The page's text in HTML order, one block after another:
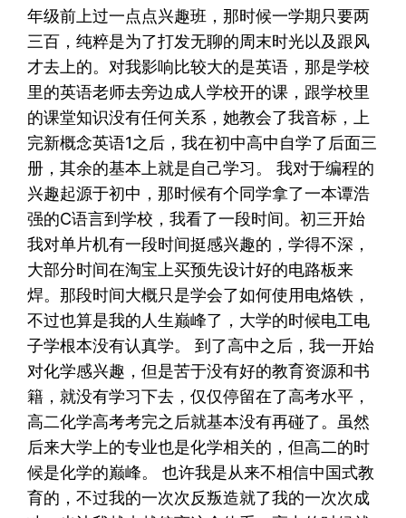
年级前上过一点点兴趣班，那时候一学期只要两
三百，纯粹是为了打发无聊的周末时光以及跟风
才去上的。对我影响比较大的是英语，那是学校
里的英语老师去旁边成人学校开的课，跟学校里
的课堂知识没有任何关系，她教会了我音标，上
完新概念英语1之后，我在初中高中自学了后面三
册，其余的基本上就是自己学习。 我对于编程的
兴趣起源于初中，那时候有个同学拿了一本谭浩
强的C语言到学校，我看了一段时间。初三开始
我对单片机有一段时间挺感兴趣的，学得不深，
大部分时间在淘宝上买预先设计好的电路板来
焊。那段时间大概只是学会了如何使用电烙铁，
不过也算是我的人生巅峰了，大学的时候电工电
子学根本没有认真学。 到了高中之后，我一开始
对化学感兴趣，但是苦于没有好的教育资源和书
籍，就没有学习下去，仅仅停留在了高考水平，
高二化学高考考完之后就基本没有再碰了。虽然
后来大学上的专业也是化学相关的，但高二的时
候是化学的巅峰。 也许我是从来不相信中国式教
育的，不过我的一次次反叛造就了我的一次次成